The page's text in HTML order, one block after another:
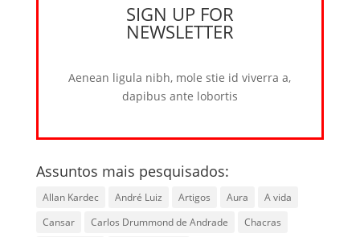
SIGN UP FOR
NEWSLETTER
Aenean ligula nibh, mole stie id viverra a,
dapibus ante lobortis
Assuntos mais pesquisados:
Allan Kardec André Luiz Artigos Aura
A vida
Cansar
Carlos Drummond de Andrade
Chacras